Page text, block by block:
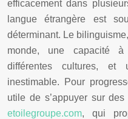
efficacement dans
langue étrangère est
déterminant. Le
monde, une capacité
différentes cultures, et
inestimable. Pour
utile de s’appuyer sur
etoilegroupe.com, qui